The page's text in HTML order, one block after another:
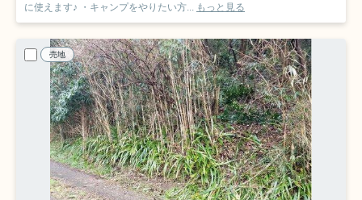
に使えます♪ ・キャンプをやりたい方... もっと見る
売地